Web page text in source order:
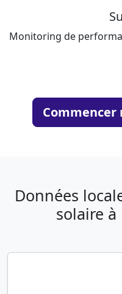
Monitoring de
Données
solaire